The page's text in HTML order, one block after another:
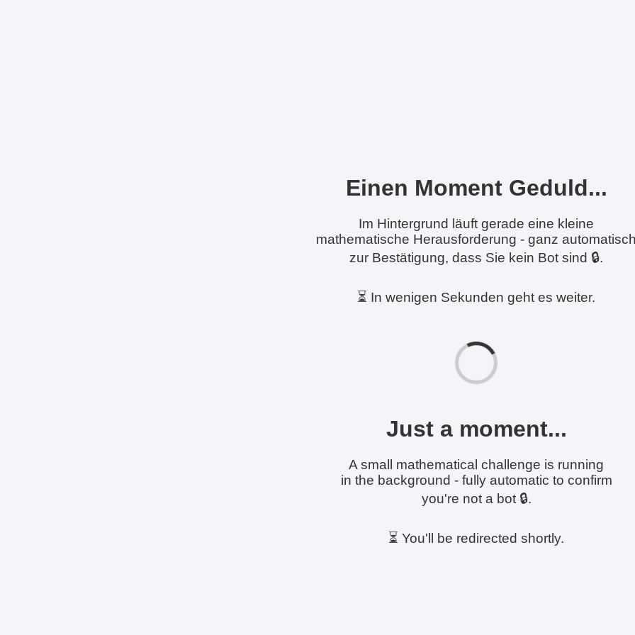
Einen Moment Geduld...
Im Hintergrund läuft gerade eine kleine
mathematische Herausforderung - ganz
zur Bestätigung, dass Sie kein Bot sind 🔒.
⏳ In wenigen Sekunden geht es weiter.
Just a moment...
A small mathematical challenge is running
in the background - fully automatic to confirm
you're not a bot 🔒.
⏳ You'll be redirected shortly.